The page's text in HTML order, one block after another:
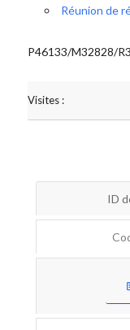
Réunion de
P46133/M32828/
Visites :
ID